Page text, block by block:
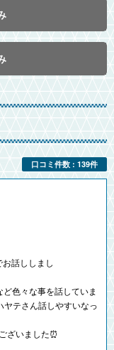
口コミ件数 : 139件
話ししまし
色々な事を話していま
テさん話しやすいなっ
ざいました⏰